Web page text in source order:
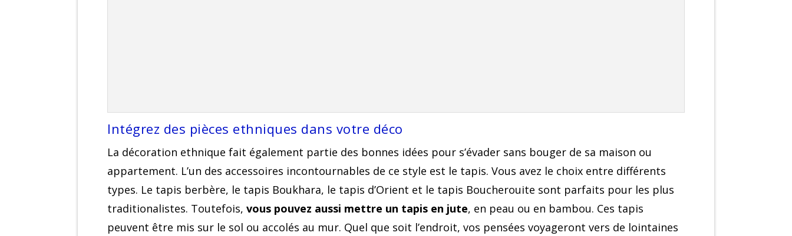
Intégrez des pièces ethniques dans votre déco
La décoration ethnique fait également partie des bonnes idées pour s’évader sans bouger de sa maison ou
appartement. L’un des accessoires incontournables de ce style est le tapis. Vous avez le choix entre différents
types. Le tapis berbère, le tapis Boukhara, le tapis d’Orient et le tapis Boucherouite sont parfaits pour les plus
traditionalistes. Toutefois, vous pouvez aussi mettre un tapis en jute, en peau ou en bambou. Ces tapis
peuvent être mis sur le sol ou accolés au mur. Quel que soit l’endroit, vos pensées voyageront vers de lointaines